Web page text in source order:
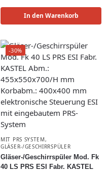
In den Warenkorb
-30%
MIT PRS SYSTEM,
GLÄSER-/GESCHIRRSPÜLER
Gläser-/Geschirrspüler Mod. Fk
40 LS PRS ESI Fabr. KASTEL